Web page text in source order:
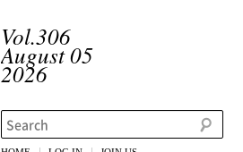
Vol.306
August 05
2026
Search